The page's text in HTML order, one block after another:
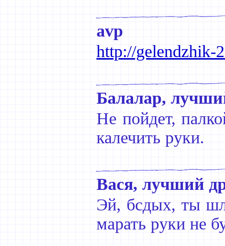
avp
http://gelendzhik-
Балалар,
Не пойдет,
калечить руки.
Вася, лучший
Эй, бсдых, ты
марать руки не